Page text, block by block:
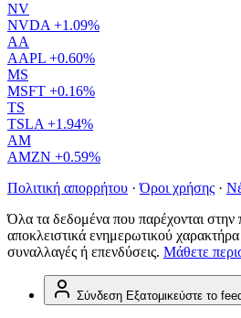
NV
NVDA +1.09%
AA
AAPL +0.60%
MS
MSFT +0.16%
TS
TSLA +1.94%
AM
AMZN +0.59%
Πολιτική απορρήτου · Όροι χρήσης ·
Όλα τα δεδομένα που παρέχονται στην
αποκλειστικά ενημερωτικού χαρακτήρα
συναλλαγές ή επενδύσεις. Μάθετε
Σύνδεση Εξατομικεύστε το